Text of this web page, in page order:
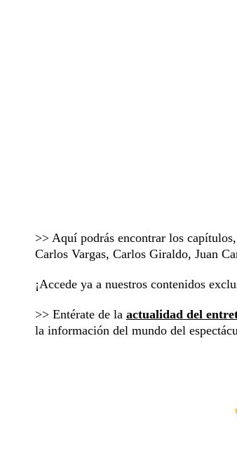
>> Aquí podrás encontrar los
Carlos Vargas, Carlos Giraldo, Juan
¡Accede ya a nuestros contenidos
>> Entérate de la actualidad del
la información del mundo del